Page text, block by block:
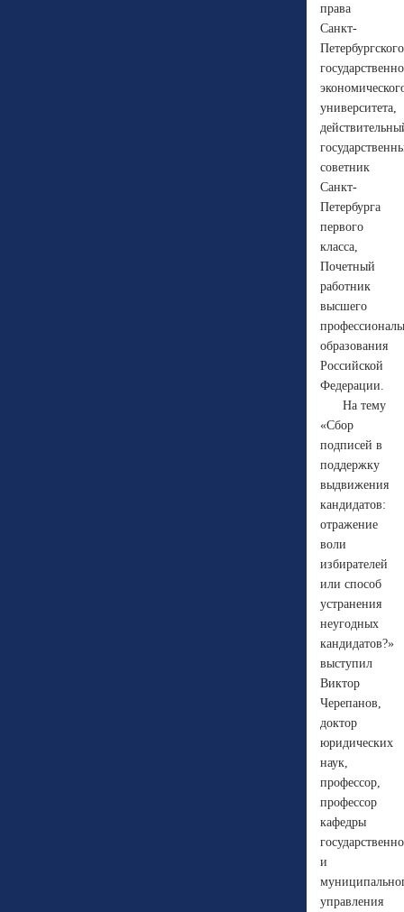
права
Санкт-
Петербургского
университета,
советник
Санкт-
Петербурга
первого
класса,
Почетный
работник
высшего
образования
Российской
Федерации.
На тему
«Сбор
подписей в
поддержку
выдвижения
кандидатов:
отражение
воли
избирателей
или способ
устранения
неугодных
кандидатов?»
выступил
Виктор
Черепанов,
доктор
юридических
наук,
профессор,
профессор
кафедры
и
управления